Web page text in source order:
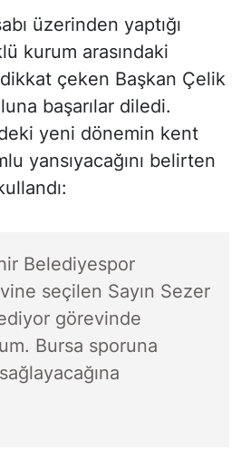
üzerinden yaptığı
kurum arasındaki
çeken Başkan Çelik
başarılar diledi.
yeni dönemin kent
yansıyacağını belirten
Belediyespor
seçilen Sayın Sezer
görevinde
Bursa sporuna